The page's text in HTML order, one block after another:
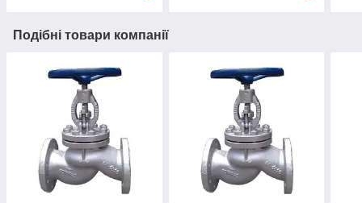
Подібні товари компанії